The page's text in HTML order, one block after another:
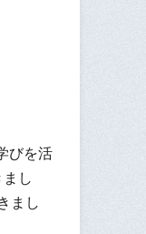
びを活
し
まし